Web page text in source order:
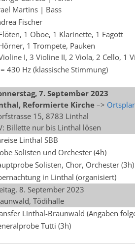
Martins | Bass
Fischer
1 Oboe, 1 Klarinette, 1 Fagott
1 Trompete, Pauken
I, 3 Violine II, 2 Viola, 2 Cello, 1
430 Hz (klassische Stimmung)
7. September 2023
Reformierte Kirche –>
15, 8783 Linthal
Billette nur bis Linthal lösen
Linthal SBB
Solisten und Orchester (4h)
Solisten, Chor, Orchester (3h)
in Linthal (organisiert)
8. September 2023
Tödihalle
Linthal-Braunwald (Angaben
Tutti (3h)